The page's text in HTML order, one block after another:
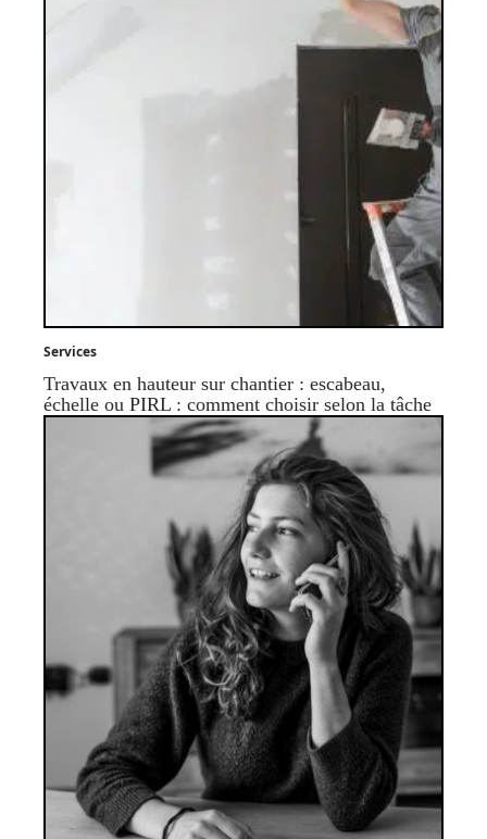
Services
Travaux en hauteur sur chantier : escabeau,
échelle ou PIRL : comment choisir selon la tâche